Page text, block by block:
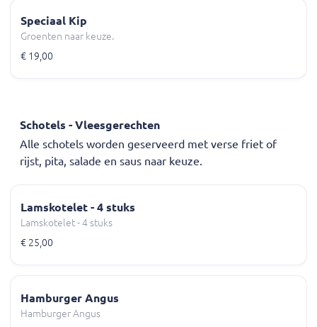
Speciaal Kip
Groenten naar keuze.
€ 19,00
Schotels - Vleesgerechten
Alle schotels worden geserveerd met verse friet of
rijst, pita, salade en saus naar keuze.
Lamskotelet - 4 stuks
Lamskotelet - 4 stuks
€ 25,00
Hamburger Angus
Hamburger Angus